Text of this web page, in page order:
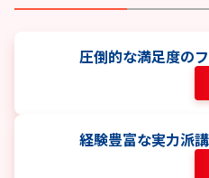
圧倒的な満足度の
経験豊富な実力派